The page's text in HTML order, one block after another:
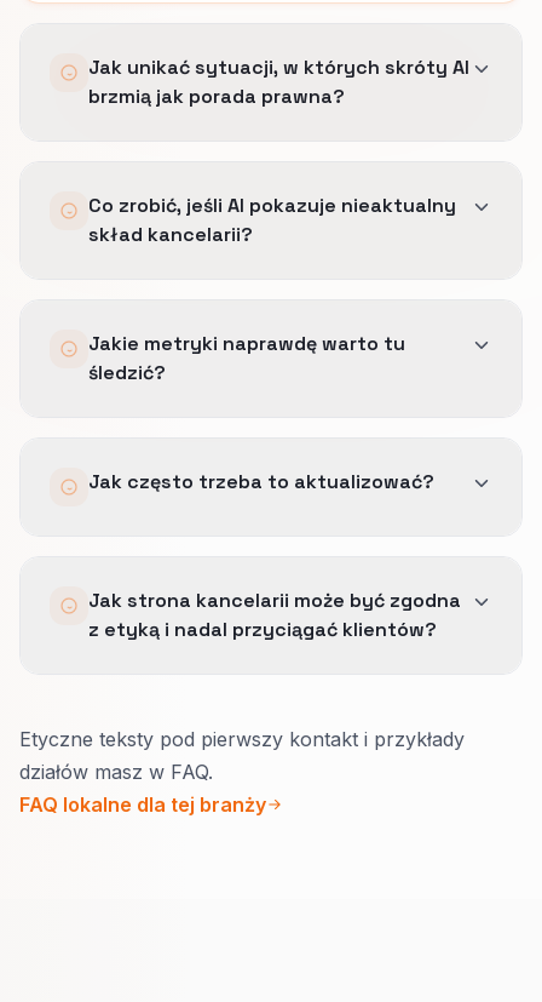
Jak unikać sytuacji, w których skróty AI
brzmią jak porada prawna?
konkretny przypadek kierujemy do
licencjonowanej konsultacji.
Co zrobić, jeśli AI pokazuje nieaktualny
skład kancelarii?
wizytówce Google, a potem ponownie
sprawdzamy odpowiedzi asystentów.
Jakie metryki naprawdę warto tu
śledzić?
obecność poprawnych pytań z odpowiedziami
Jak często trzeba to aktualizować?
zmienia się skład zespołu, oferta albo sposób
komunikacji kancelarii.
Jak strona kancelarii może być zgodna
z etyką i nadal przyciągać klientów?
Bez gwarancji wyniku.
Przyciski zapraszają do bezpiecznego
Etyczne teksty pod pierwszy kontakt i przykłady
działów masz w FAQ.
FAQ lokalne dla tej branży